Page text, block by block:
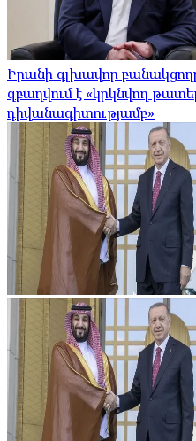
Իրանի գլխավոր
զբաղվում է «կրկնվող
դիվանագիտությամբ»